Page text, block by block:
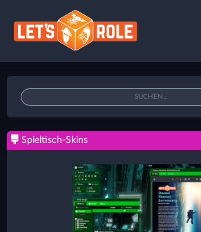
Spieltisch-Skins